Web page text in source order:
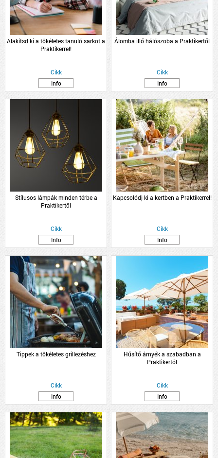
Alakítsd ki a tökéletes tanuló sarkot a
Praktikerrel!
Cikk
Info
Álomba illő hálószoba a Praktikertől
Cikk
Info
Stílusos lámpák minden térbe a
Praktikertől
Cikk
Info
Kapcsolódj ki a kertben a Praktikerrel!
Cikk
Info
Tippek a tökéletes grillezéshez
Cikk
Info
Hűsítő árnyék a szabadban a
Praktikertől
Cikk
Info